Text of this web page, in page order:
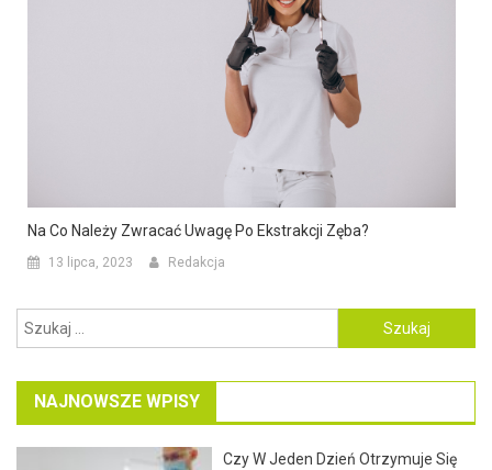
Na Co Należy Zwracać Uwagę Po Ekstrakcji Zęba?
13 lipca, 2023 Redakcja
Szukaj:
NAJNOWSZE WPISY
Czy W Jeden Dzień Otrzymuje Się